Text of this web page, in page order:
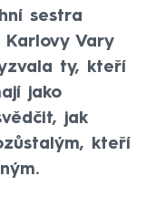
sestra
Vary
ty, kteří
jako
jak
kteří